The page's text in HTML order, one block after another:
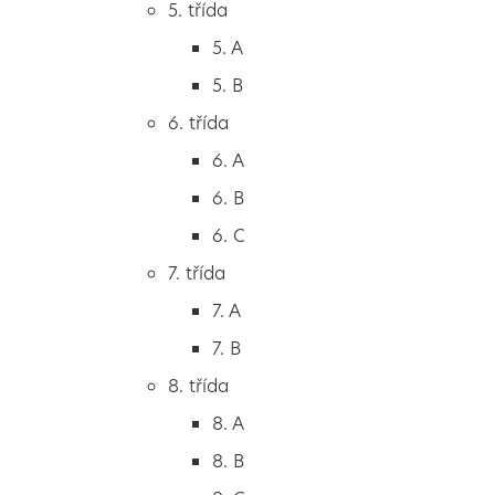
2. B
3. A
4. A
5. A
5. třída
5. A
5. B
6. třída
6. A
6. B
6. C
7. třída
7. A
7. B
8. třída
8. A
8. B